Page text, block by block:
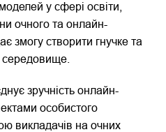
у сфері освіти,
очного та онлайн-
змогу створити гнучке та
середовище.
зручність онлайн-
особистого
викладачів на очних